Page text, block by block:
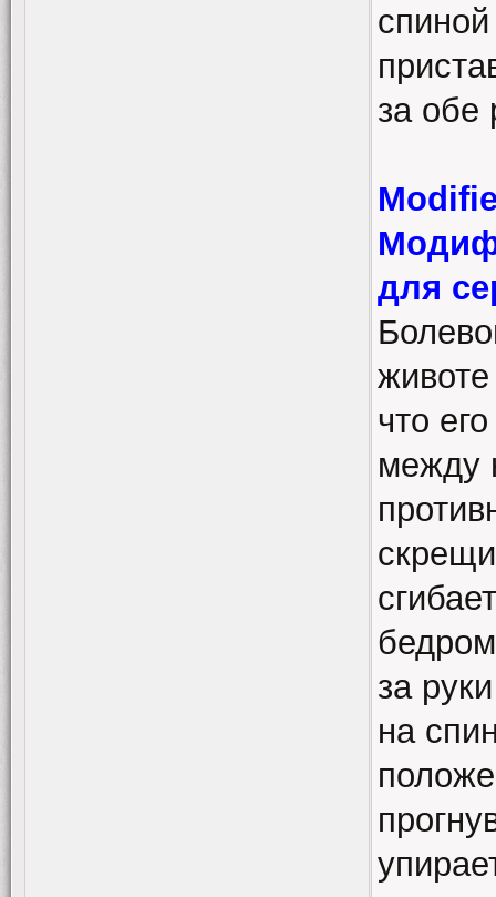
за обе
для
что
между
за
на